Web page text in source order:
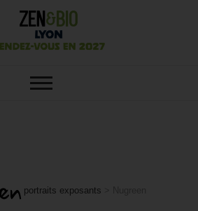
Zen&Bio
BIO, BIEN-ÊTRE
HABITAT SAIN
portraits exposants